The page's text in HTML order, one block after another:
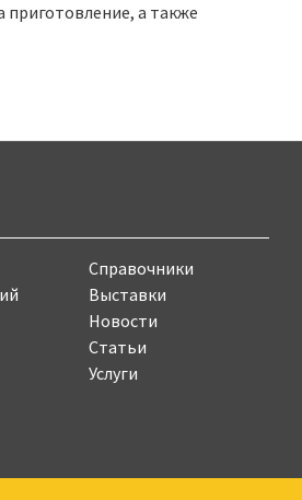
приготовление, а также
Справочники
Выставки
Новости
Статьи
Услуги